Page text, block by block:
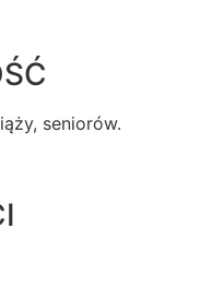
seniorów.